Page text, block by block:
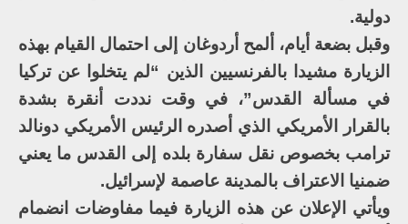
دولية.
وقبل بضعة أيام، ألمح أردوغان إلى احتمال القيام بهذه
الزيارة مشيدا بالفرنسيين الذين “لم يتخلوا عن تركيا
في مسألة القدس”، في وقت نددت أنقرة بشدة
بالقرار الأمريكي الذي أصدره الرئيس الأمريكي دونالد
ترامب بخصوص نقل سفارة بلده إلى القدس ما يعني
ضمنيا الاعتراف بالمدينة عاصمة لإسرائيل.
ويأتي الإعلان عن هذه الزيارة فيما مفاوضات انضمام